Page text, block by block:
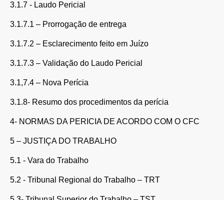
3.1.7 - Laudo Pericial
3.1.7.1 – Prorrogação de entrega
3.1.7.2 – Esclarecimento feito em Juízo
3.1.7.3 – Validação do Laudo Pericial
3.1,7.4 – Nova Perícia
3.1.8- Resumo dos procedimentos da perícia
4- NORMAS DA PERICIA DE ACORDO COM O CFC
5 – JUSTIÇA DO TRABALHO
5.1 - Vara do Trabalho
5.2 - Tribunal Regional do Trabalho – TRT